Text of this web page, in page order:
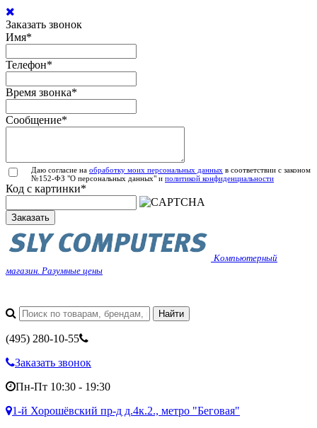
Заказать звонок
Имя*
Телефон*
Время звонка*
Сообщение*
Даю согласие на обработку моих персональных данных в соответствии с законом
№152-ФЗ "О персональных данных" и политикой конфиденциальности
Код с картинки*
Заказать
Компьютерный
магазин. Разумные цены
(495) 280-10-55
Заказать звонок
Пн-Пт 10:30 - 19:30
1-й Хорошёвский пр-д д.4к.2., метро "Беговая"